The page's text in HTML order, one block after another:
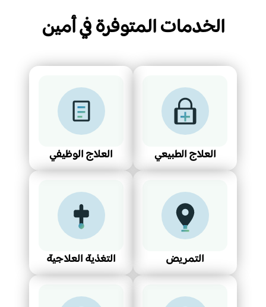
الخدمات المتوفرة في أمين
العلاج الطبيعي العلاج الوظيفي
التمريض التغذية العلاجية